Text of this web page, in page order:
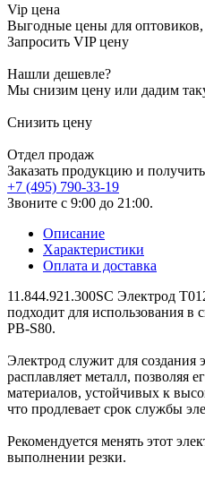
Vip цена
Выгодные цены для
Запросить VIP цену
Нашли дешевле?
Мы снизим цену или дадим
Снизить цену
Отдел продаж
Заказать продукцию и
+7 (495) 790-33-19
Звоните с 9:00 до 21:00.
Описание
Характеристики
Оплата и доставка
11.844.921.300SC Электрод
подходит для использования в
PB-S80.
Электрод служит для создания
расплавляет металл, позволяя
материалов, устойчивых к
что продлевает срок службы
Рекомендуется менять этот
выполнении резки.